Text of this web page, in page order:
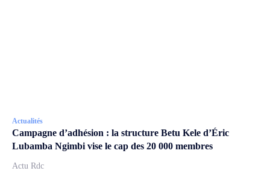
Actualités
Campagne d’adhésion : la structure Betu Kele d’Éric
Lubamba Ngimbi vise le cap des 20 000 membres
Actu Rdc